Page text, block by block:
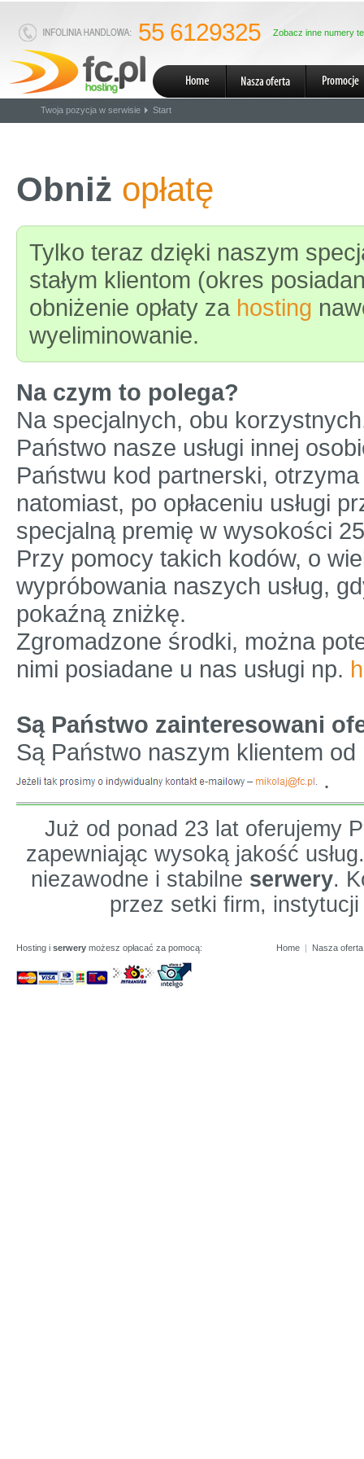
55 6129325 Zobacz inne numery
Twoja pozycja w serwisie Start
Obniż opłatę
Tylko teraz dzięki naszym
stałym klientom (okres
obniżenie opłaty za hosting
wyeliminowanie.
Na czym to polega?
Na specjalnych, obu
Państwo nasze usługi innej
Państwu kod partnerski,
natomiast, po opłaceniu usługi
specjalną premię w wysokości
Przy pomocy takich kodów, o
wypróbowania naszych usług,
pokaźną zniżkę.
Zgromadzone środki, można
nimi posiadane u nas usługi np.
Są Państwo zainteresowani
Są Państwo naszym klientem
.
Już od ponad 23 lat oferujemy
zapewniając wysoką jakość
niezawodne i stabilne serwery.
przez setki firm,
Hosting i serwery możesz opłacać za pomocą: Home | Nasza oferta